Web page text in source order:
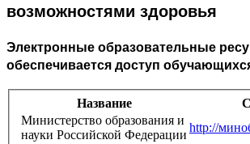
возможностями здоровья
Электронные образовательные
обеспечивается доступ
Название
Министерство образования и
науки Российской Федерации
http://